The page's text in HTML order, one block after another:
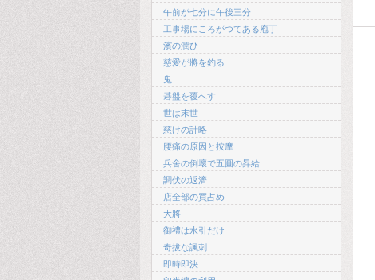
午前が七分に午後三分
工事場にころがつてある庖丁
濱の潤ひ
慈愛が將を釣る
鬼
碁盤を覆へす
世は末世
慈けの計略
腰痛の原因と按摩
兵舍の倒壞で五圓の昇給
調伏の返濟
店全部の買占め
大將
御禮は水引だけ
奇拔な諷刺
即時即決